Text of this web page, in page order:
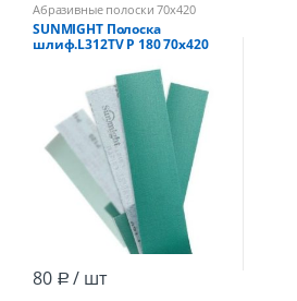
Абразивные полоски 70х420
SUNMIGHT Полоска
шлиф.L312TV Р 180 70х420
липучке /100
80 Р / шт